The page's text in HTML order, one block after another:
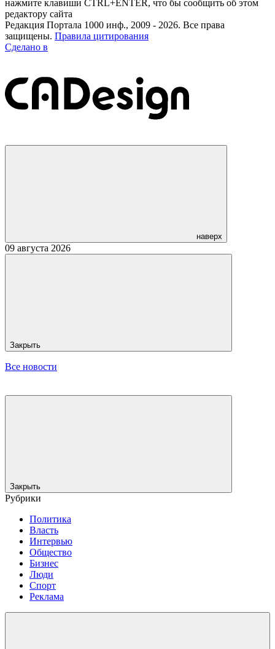
нажмите клавиши CTRL+ENTER, что бы сообщить об этом
редактору сайта
Редакция Портала 1000 инф., 2009 - 2026. Все права
защищены. Правила цитирования
Сделано в
наверх
09 августа 2026
Закрыть
Все новости
Закрыть
Рубрики
Политика
Власть
Интервью
Общество
Бизнес
Люди
Спорт
Реклама